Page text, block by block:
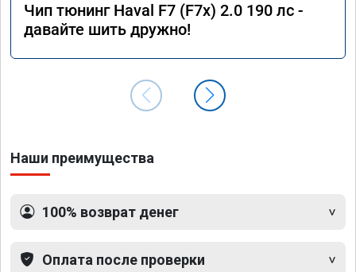
Чип тюнинг Haval F7 (F7x) 2.0 190 лс -
давайте шить дружно!
Наши преимущества
100% возврат денег
Оплата после проверки